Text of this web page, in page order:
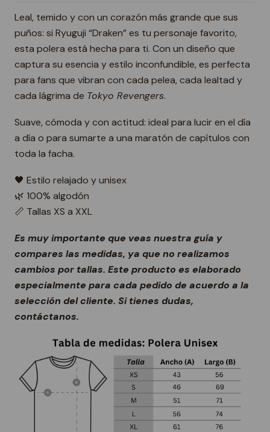
Leal, temido y con un corazón más grande que sus
puños: si Ryuguji “Draken” es tu personaje favorito,
esta polera está hecha para ti. Con un diseño que
captura su esencia y estilo inconfundible, es perfecta
para fans que vibran con cada pelea, cada lealtad y
cada lágrima de Tokyo Revengers.
Suave, cómoda y con actitud: ideal para lucir en el día
a día o para sumarte a una maratón de capítulos con
toda la facha.
🖤 Estilo relajado y unisex
🌿 100% algodón
📏 Tallas XS a XXL
Es muy importante que veas nuestra guía y
compares las medidas, ya que no realizamos
cambios por tallas. Este producto es elaborado
especialmente para cada pedido de acuerdo a la
selección del cliente. Si tienes dudas,
contáctanos.